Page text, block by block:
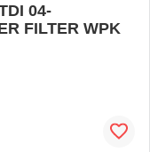
04-
FILTER WPK